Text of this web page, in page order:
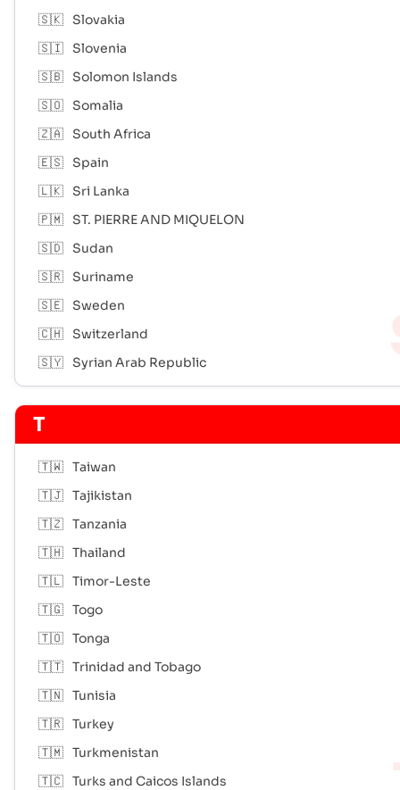
🇸🇰 Slovakia
🇸🇮 Slovenia
🇸🇧 Solomon Islands
🇸🇴 Somalia
🇿🇦 South Africa
🇪🇸 Spain
🇱🇰 Sri Lanka
🇵🇲 ST. PIERRE AND MIQUELON
🇸🇩 Sudan
🇸🇷 Suriname
🇸🇪 Sweden
🇨🇭 Switzerland
🇸🇾 Syrian Arab Republic
T
🇹🇼 Taiwan
🇹🇯 Tajikistan
🇹🇿 Tanzania
🇹🇭 Thailand
🇹🇱 Timor-Leste
🇹🇬 Togo
🇹🇴 Tonga
🇹🇹 Trinidad and Tobago
🇹🇳 Tunisia
🇹🇷 Turkey
🇹🇲 Turkmenistan
🇹🇨 Turks and Caicos Islands